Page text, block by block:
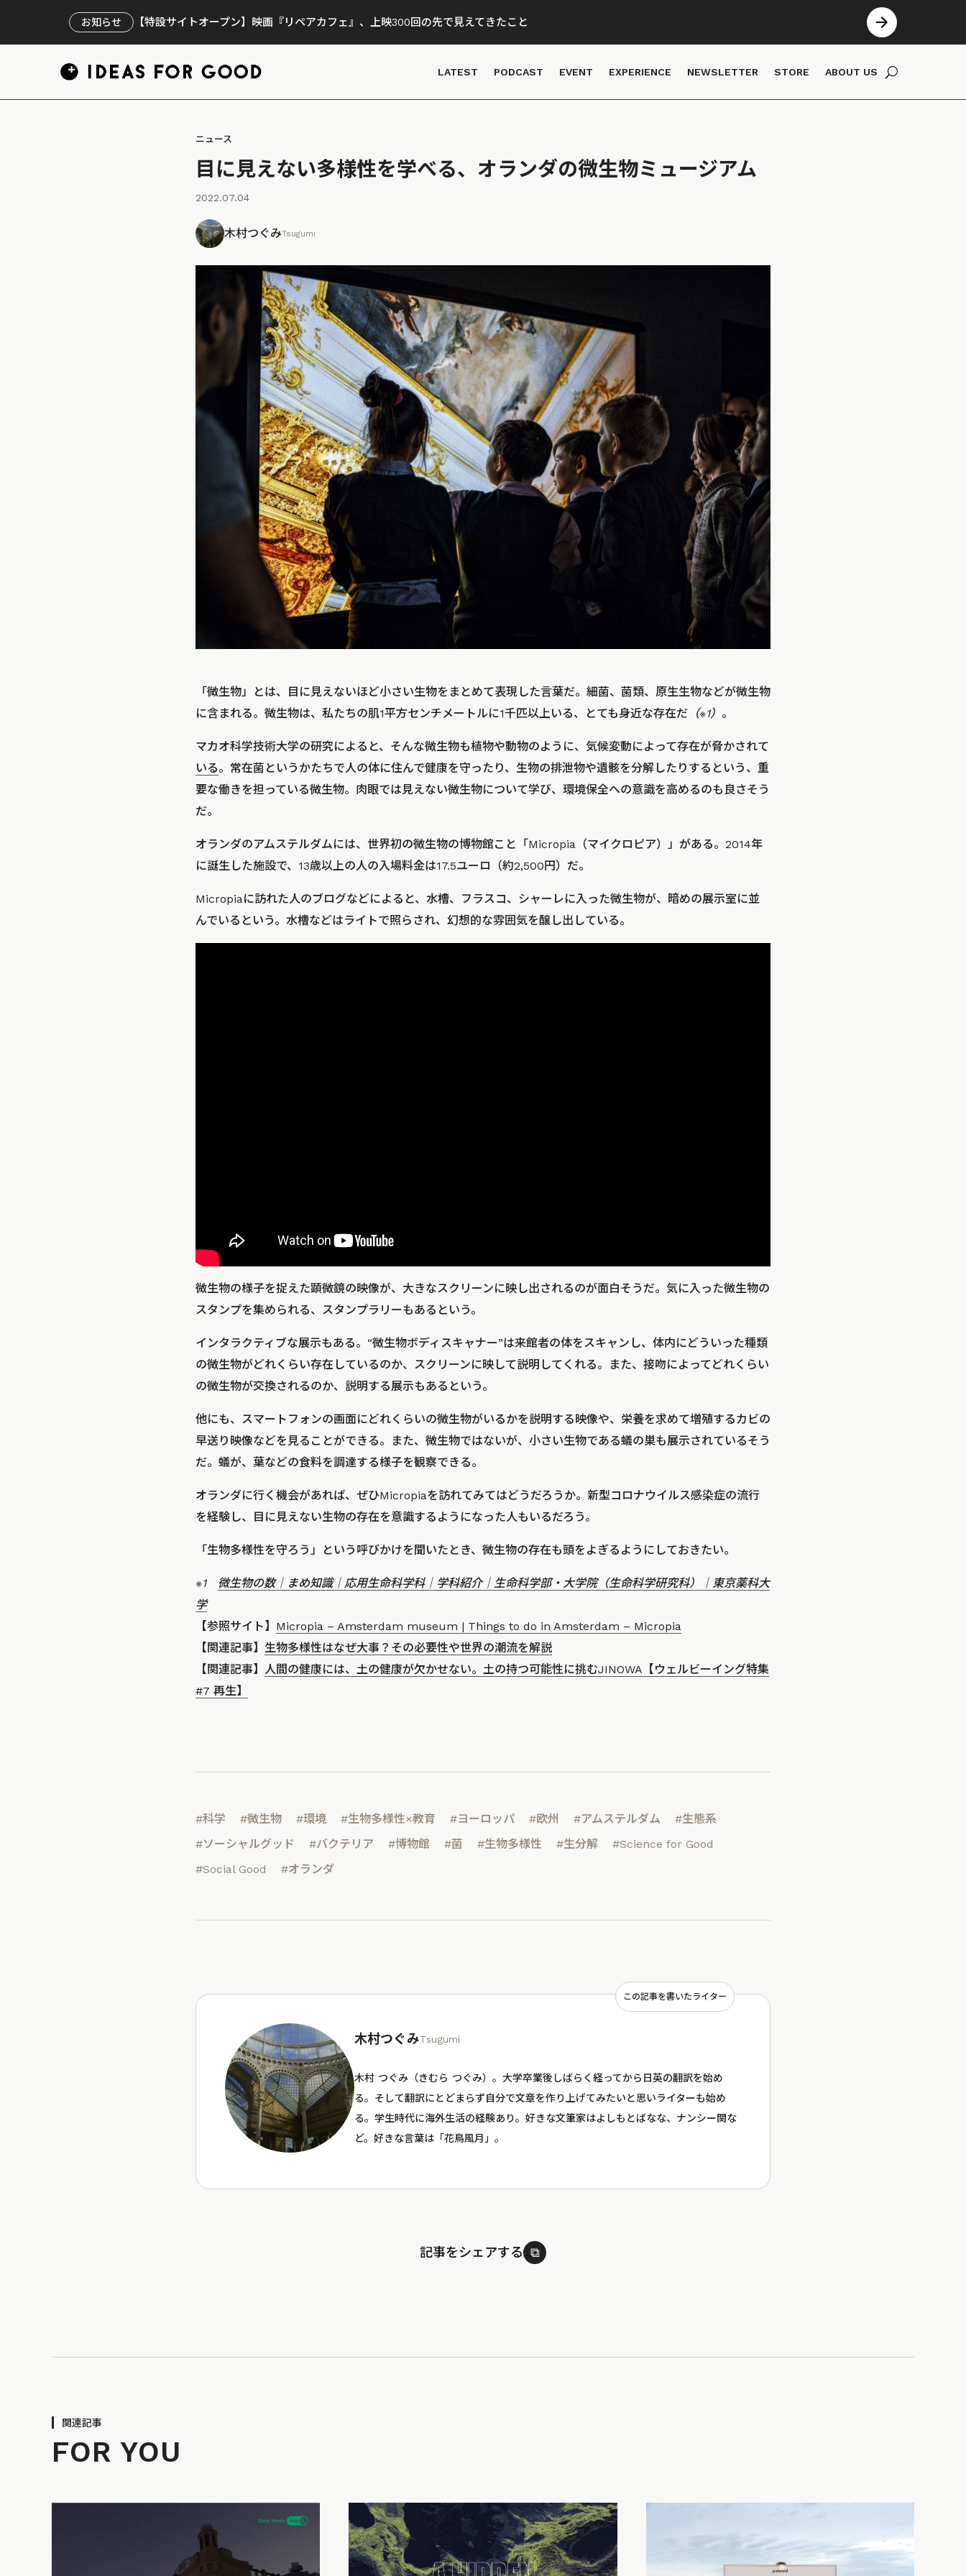
お知らせ 【特設サイトオープン】映画『リペアカフェ』、上映300回の先で見えてきたこと
LATEST PODCAST EVENT EXPERIENCE NEWSLETTER STORE ABOUT US
ニュース
目に見えない多様性を学べる、オランダの微生物ミュージアム
2022.07.04
木村つぐみTsugumi
「微生物」とは、目に見えないほど小さい生物をまとめて表現した言葉だ。細菌、菌類、原生生物などが微生物
に含まれる。微生物は、私たちの肌1平方センチメートルに1千匹以上いる、とても身近な存在だ （※1） 。
マカオ科学技術大学の研究によると、そんな微生物も植物や動物のように、気候変動によって存在が脅かされて
いる。常在菌というかたちで人の体に住んで健康を守ったり、生物の排泄物や遺骸を分解したりするという、重
要な働きを担っている微生物。肉眼では見えない微生物について学び、環境保全への意識を高めるのも良さそう
だ。
オランダのアムステルダムには、世界初の微生物の博物館こと「Micropia（マイクロピア）」がある。2014年
に誕生した施設で、13歳以上の人の入場料金は17.5ユーロ（約2,500円）だ。
Micropiaに訪れた人のブログなどによると、水槽、フラスコ、シャーレに入った微生物が、暗めの展示室に並
んでいるという。水槽などはライトで照らされ、幻想的な雰囲気を醸し出している。
微生物の様子を捉えた顕微鏡の映像が、大きなスクリーンに映し出されるのが面白そうだ。気に入った微生物の
スタンプを集められる、スタンプラリーもあるという。
インタラクティブな展示もある。“微生物ボディスキャナー”は来館者の体をスキャンし、体内にどういった種類
の微生物がどれくらい存在しているのか、スクリーンに映して説明してくれる。また、接吻によってどれくらい
の微生物が交換されるのか、説明する展示もあるという。
他にも、スマートフォンの画面にどれくらいの微生物がいるかを説明する映像や、栄養を求めて増殖するカビの
早送り映像などを見ることができる。また、微生物ではないが、小さい生物である蟻の巣も展示されているそう
だ。蟻が、葉などの食料を調達する様子を観察できる。
オランダに行く機会があれば、ぜひMicropiaを訪れてみてはどうだろうか。新型コロナウイルス感染症の流行
を経験し、目に見えない生物の存在を意識するようになった人もいるだろう。
「生物多様性を守ろう」という呼びかけを聞いたとき、微生物の存在も頭をよぎるようにしておきたい。
※1 微生物の数｜まめ知識｜応用生命科学科｜学科紹介｜生命科学部・大学院（生命科学研究科）｜東京薬科大
学
【参照サイト】 Micropia – Amsterdam museum | Things to do in Amsterdam – Micropia
【関連記事】 生物多様性はなぜ大事？その必要性や世界の潮流を解説
【関連記事】 人間の健康には、土の健康が欠かせない。土の持つ可能性に挑むJINOWA【ウェルビーイング特集
#7 再生】
#科学 #微生物 #環境 #生物多様性×教育 #ヨーロッパ #欧州 #アムステルダム
#生態系
#ソーシャルグッド
#バクテリア #博物館 #菌 #生物多様性 #生分解
#Science for Good
#Social Good
#オランダ
この記事を書いたライター
木村つぐみTsugumi
木村 つぐみ（きむら つぐみ）。大学卒業後しばらく経ってから日英の翻訳を始め
る。そして翻訳にとどまらず自分で文章を作り上げてみたいと思いライターも始め
る。学生時代に海外生活の経験あり。好きな文筆家はよしもとばなな、ナンシー関な
ど。好きな言葉は「花鳥風月」。
記事をシェアする ⧉
関連記事
FOR YOU